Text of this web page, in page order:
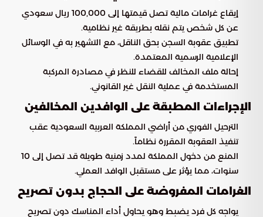
إيقاع غرامات مالية تصل قيمتها إلى 100,000 ريال سعودي
عن كل شخص يتم نقله بطريقة غير نظامية.
تطبيق عقوبة السجن بحق الناقل، مع التشهير به في الوسائل
الإعلامية الرسمية المعتمدة.
إحالة ملف المخالف للقضاء للنظر في مصادرة المركبة
المستخدمة في عملية النقل غير القانوني.
الإجراءات المطبقة على الوافدين المخالفين
الترحيل الفوري من أراضي المملكة العربية السعودية عقب
تنفيذ العقوبة المقررة نظاماً.
المنع من دخول المملكة لمدد زمنية طويلة قد تصل إلى 10
سنوات، مما يؤثر على مستقبل الوافد العملي.
الغرامات المفروضة على الحجاج بدون تصريح
يواجه كل فرد يضبط وهو يحاول أداء المناسك دون تصريح